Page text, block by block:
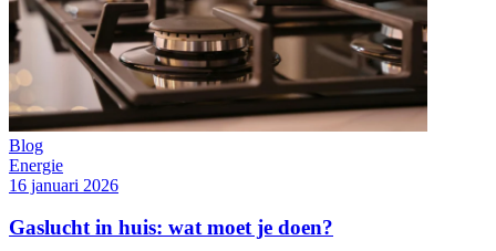
Blog
Energie
16 januari 2026
Gaslucht in huis: wat moet je doen?